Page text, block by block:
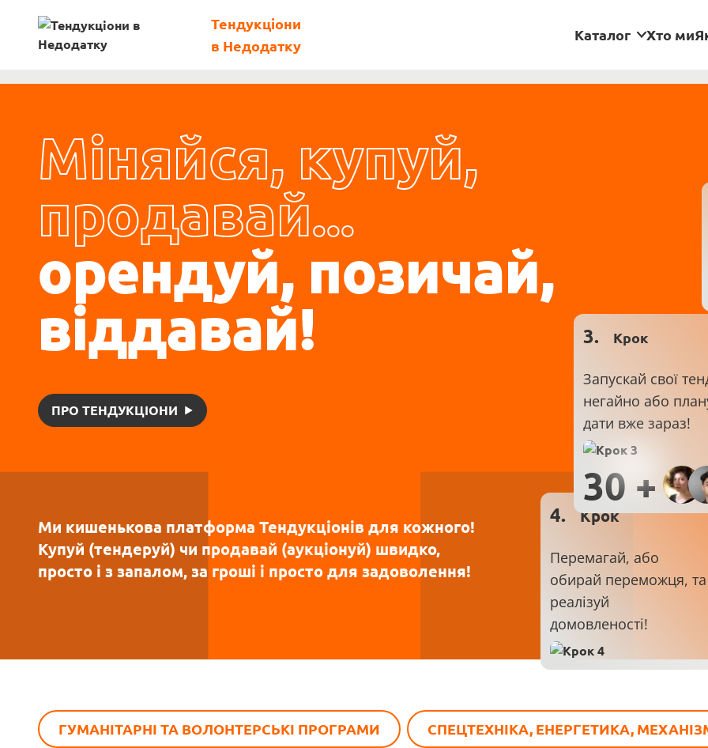
Тендукціони
в Недодатку
Каталог Хто ми
Міняйся, купуй,
продавай...
орендуй, позичай,
віддавай!
Ми кишенькова платформа Тендукціонів для кожного!
Купуй (тендеруй) чи продавай (аукціонуй) швидко,
просто і з запалом, за гроші і просто для задоволення!
ПРО ТЕНДУКЦІОНИ
3. Крок
Запускай свої
негайно або
дати вже зараз!
30 +
4. Крок
Перемагай, або
обирай переможця, та
реалізуй
домовленості!
ГУМАНІТАРНІ ТА ВОЛОНТЕРСЬКІ ПРОГРАМИ СПЕЦТЕХНІКА, ЕНЕРГЕТИКА,